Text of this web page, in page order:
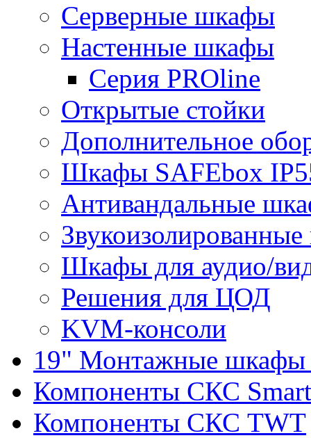
Серверные шкафы
Настенные шкафы
Серия PROline
Открытые стойки
Дополнительное
Шкафы SAFEbox
Антивандальные
Шкафы для аудио/
Решения для ЦОД
KVM-консоли
19" Монтажные шкафы
Компоненты СКС
Компоненты СКС TWT